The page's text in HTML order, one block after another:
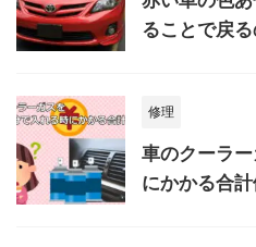
ることで戻
修理
車のクーラ
にかかる合計